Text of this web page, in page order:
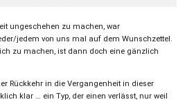
ungeschehen zu machen, war
jedem von uns mal auf dem Wunschzettel.
zu machen, ist dann doch eine gänzlich
Rückkehr in die Vergangenheit in dieser
klar … ein Typ, der einen verlässt, nur weil